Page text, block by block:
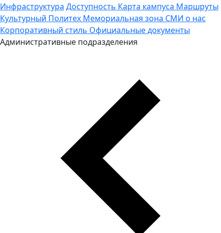
Инфраструктура Доступность Карта кампуса Маршруты
Культурный Политех Мемориальная зона СМИ о нас
Корпоративный стиль Официальные документы
Административные подразделения